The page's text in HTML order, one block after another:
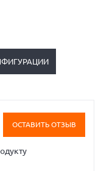
ОСТАВИТЬ ОТЗЫВ